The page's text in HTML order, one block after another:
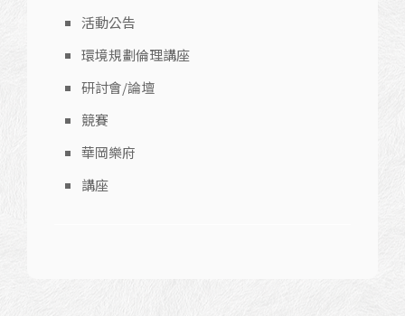
活動公告
環境規劃倫理講座
研討會/論壇
競賽
華岡樂府
講座